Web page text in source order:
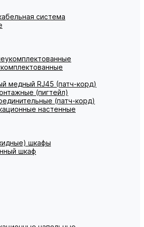
система
медный RJ45 (патч-корд)
(пигтейл)
(патч-корд)
настенные
шкафы
шкаф